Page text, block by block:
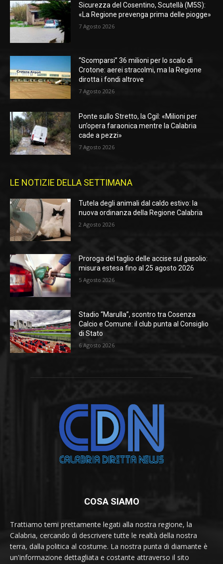
Sicurezza del Cosentino, Scutellà (M5S):
«La Regione prevenga prima delle piogge»
7 Agosto 2026
“Scomparsi” 36 milioni per lo scalo di
Crotone: aerei stracolmi, ma la Regione
dirotta i fondi altrove
7 Agosto 2026
Ponte sullo Stretto, la Cgil: «Milioni per
un’opera faraonica mentre la Calabria
cade a pezzi»
7 Agosto 2026
LE NOTIZIE DELLA SETTIMANA
Tutela degli animali dal caldo estivo: la
nuova ordinanza della Regione Calabria
2 Agosto 2026
Proroga del taglio delle accise sul gasolio:
misura estesa fino al 25 agosto 2026
5 Agosto 2026
Stadio “Marulla”, scontro tra Cosenza
Calcio e Comune: il club punta al Consiglio
di Stato
6 Agosto 2026
COSA SIAMO
Trattiamo temi prettamente legati alla nostra regione, la
Calabria, cercando di descrivere tutte le realtà della nostra
terra, dalla politica al costume. La nostra punta di diamante è
un'informazione dettagliata e costante attraverso il sito